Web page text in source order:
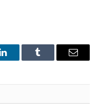
LinkedInTumblr Email